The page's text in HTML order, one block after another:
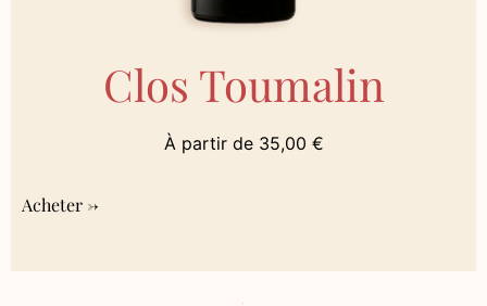
Clos Toumalin
À partir de 35,00 €